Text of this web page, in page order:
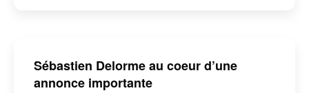
Sébastien Delorme au coeur d’une
annonce importante